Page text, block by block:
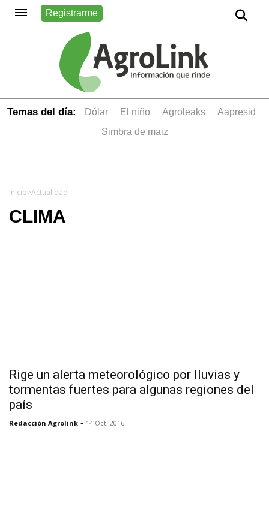
Registrarme
Temas del día: dólar el niño Agroleaks
aapresid
simbra de maiz
Inicio>Actualidad
CLIMA
Rige un alerta meteorológico por lluvias y
tormentas fuertes para algunas regiones del
país
Redacción Agrolink - 14 Oct, 2016